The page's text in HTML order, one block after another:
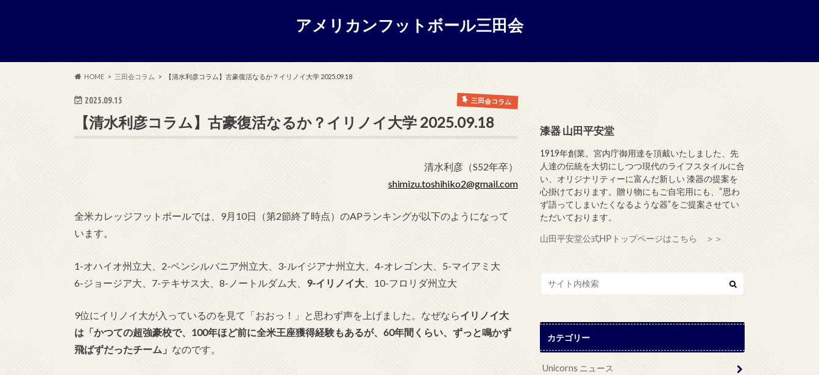
アメリカンフットボール三田会
HOME 三田会コラム 【清水利彦コラム】古豪復活なるか？イリノイ大学 2025.09.18
2025.09.15 三田会コラム
【清水利彦コラム】古豪復活なるか？イリノイ大学 2025.09.18
清水利彦（S52年卒）
shimizu.toshihiko2@gmail.com
全米カレッジフットボールでは、9月10日（第2節終了時点）のAPランキングが以下のようになって
います。
1-オハイオ州立大、2-ペンシルバニア州立大、3-ルイジアナ州立大、4-オレゴン大、5-マイアミ大
6-ジョージア大、7-テキサス大、8-ノートルダム大、 9-イリノイ大 、10-フロリダ州立大
9位にイリノイ大が入っているのを見て「おおっ！」と思わず声を上げました。なぜならイリノイ大
は「かつての超強豪校で、100年ほど前に全米王座獲得経験もあるが、60年間くらい、ずっと鳴かず
飛ばずだったチーム」 なのです。
漆器 山田平安堂
1919年創業。宮内庁御用達を頂戴いたしました、先
人達の伝統を大切にしつつ現代のライフスタイルに合
い、オリジナリティーに富んだ新しい 漆器の提案を
心掛けております。贈り物にもご自宅用にも、“思わ
ず語ってしまいたくなるような器”をご提案させてい
ただいております。
山田平安堂公式HPトップページはこちら ＞＞
カテゴリー
Unicorns ニュース